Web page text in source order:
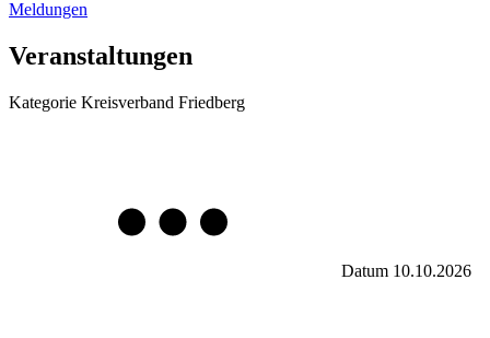
Meldungen
Veranstaltungen
Kategorie Kreisverband Friedberg
Datum 10.10.2026